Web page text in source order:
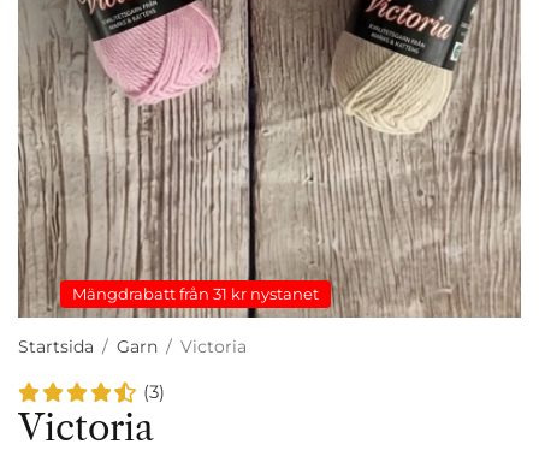
Mängdrabatt från 31 kr nystanet
Startsida / Garn / Victoria
(3)
Victoria